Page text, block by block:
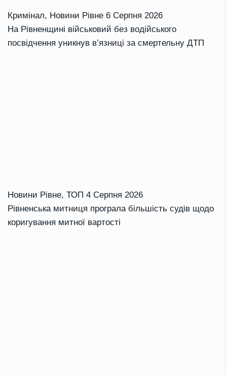
Кримінал, Новини Рівне 6 Серпня 2026
На Рівненщині військовий без водійського
посвідчення уникнув в’язниці за смертельну ДТП
Новини Рівне, ТОП 4 Серпня 2026
Рівненська митниця програла більшість судів щодо
коригування митної вартості